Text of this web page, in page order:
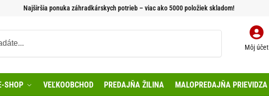
Najširšia ponuka záhradkárskych potrieb – viac ako 5000 položiek skladom!
Môj účet
SHOP VEĽKOOBCHOD PREDAJŇA ŽILINA MALOPREDAJŇA PRIEVIDZA